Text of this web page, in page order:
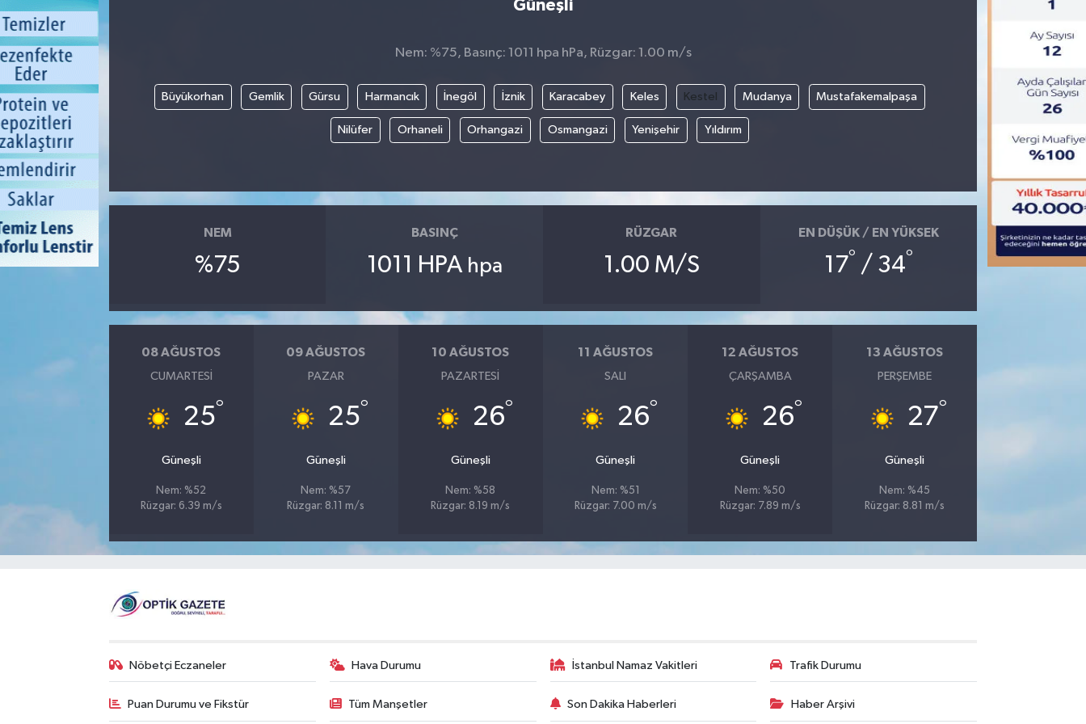
Güneşli
Nem: %75, Basınç: 1011 hpa hPa, Rüzgar: 1.00 m/s
Büyükorhan Gemlik Gürsu Harmancık İnegöl İznik Karacabey Keles Kestel Mudanya Mustafakemalpaşa
Nilüfer Orhaneli Orhangazi Osmangazi Yenişehir Yıldırım
NEM
%75
BASINÇ
1011 HPA hpa
RÜZGAR
1.00 M/S
EN DÜŞÜK / EN YÜKSEK
17° / 34°
08 AĞUSTOS
CUMARTESI
25°
Güneşli
Nem: %52
Rüzgar: 6.39 m/s
09 AĞUSTOS
PAZAR
25°
Güneşli
Nem: %57
Rüzgar: 8.11 m/s
10 AĞUSTOS
PAZARTESI
26°
Güneşli
Nem: %58
Rüzgar: 8.19 m/s
11 AĞUSTOS
SALI
26°
Güneşli
Nem: %51
Rüzgar: 7.00 m/s
12 AĞUSTOS
ÇARŞAMBA
26°
Güneşli
Nem: %50
Rüzgar: 7.89 m/s
13 AĞUSTOS
PERŞEMBE
27°
Güneşli
Nem: %45
Rüzgar: 8.81 m/s
Nöbetçi Eczaneler Hava Durumu İstanbul Namaz Vakitleri Trafik Durumu
Puan Durumu ve Fikstür Tüm Manşetler Son Dakika Haberleri Haber Arşivi